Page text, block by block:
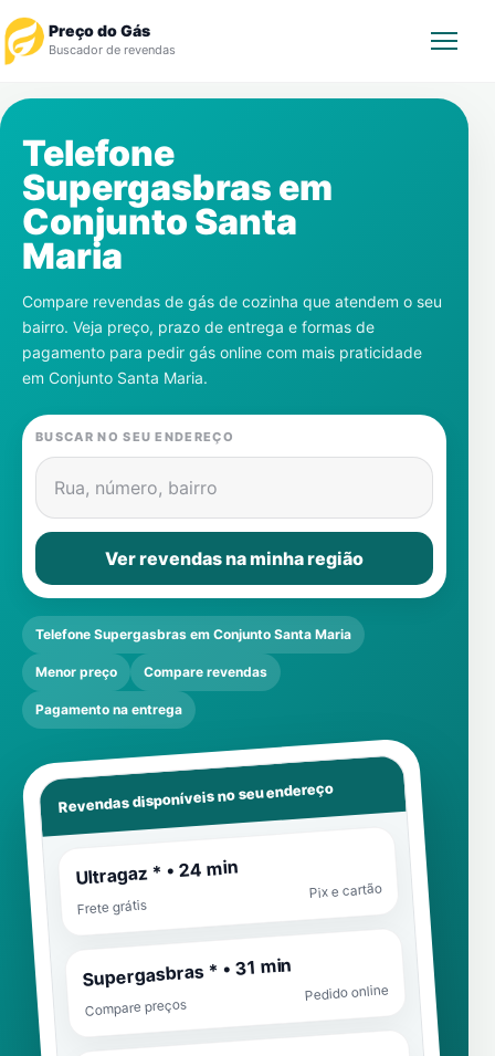
Preço do Gás
Buscador de revendas
Revendedor
Notícias
Cadastre-se
Gás
Telefone
Supergasbras em
Conjunto Santa
Maria
Compare revendas de gás de cozinha que atendem o seu
bairro. Veja preço, prazo de entrega e formas de
pagamento para pedir gás online com mais praticidade
em Conjunto Santa Maria.
BUSCAR NO SEU ENDEREÇO
Rua, número, bairro
Ver revendas na minha região
Telefone Supergasbras em Conjunto Santa Maria
Menor preço Compare revendas
Pagamento na entrega
Revendas disponíveis no seu endereço
Ultragaz * • 24 min
Frete grátis
Pix e cartão
Supergasbras * • 31 min
Compare preços
Pedido online